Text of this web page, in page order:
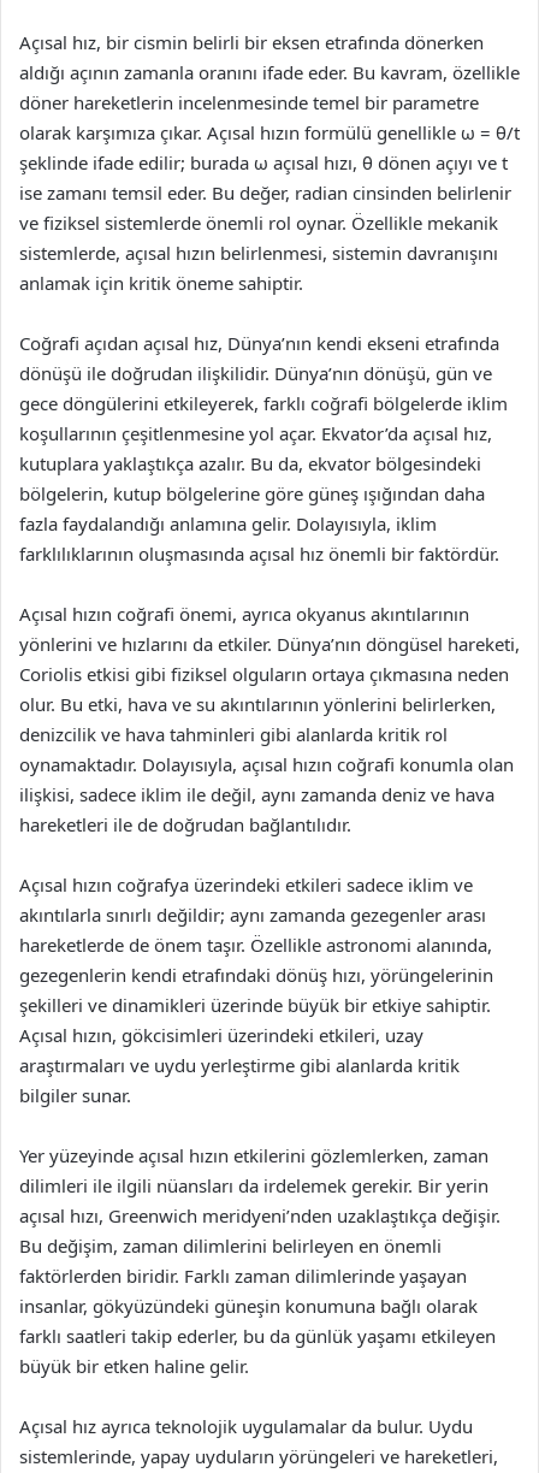
Açısal hız, bir cismin belirli bir eksen etrafında dönerken
aldığı açının zamanla oranını ifade eder. Bu kavram, özellikle
döner hareketlerin incelenmesinde temel bir parametre
olarak karşımıza çıkar. Açısal hızın formülü genellikle ω = θ/t
şeklinde ifade edilir; burada ω açısal hızı, θ dönen açıyı ve t
ise zamanı temsil eder. Bu değer, radian cinsinden belirlenir
ve fiziksel sistemlerde önemli rol oynar. Özellikle mekanik
sistemlerde, açısal hızın belirlenmesi, sistemin davranışını
anlamak için kritik öneme sahiptir.
Coğrafi açıdan açısal hız, Dünya’nın kendi ekseni etrafında
dönüşü ile doğrudan ilişkilidir. Dünya’nın dönüşü, gün ve
gece döngülerini etkileyerek, farklı coğrafi bölgelerde iklim
koşullarının çeşitlenmesine yol açar. Ekvator’da açısal hız,
kutuplara yaklaştıkça azalır. Bu da, ekvator bölgesindeki
bölgelerin, kutup bölgelerine göre güneş ışığından daha
fazla faydalandığı anlamına gelir. Dolayısıyla, iklim
farklılıklarının oluşmasında açısal hız önemli bir faktördür.
Açısal hızın coğrafi önemi, ayrıca okyanus akıntılarının
yönlerini ve hızlarını da etkiler. Dünya’nın döngüsel hareketi,
Coriolis etkisi gibi fiziksel olguların ortaya çıkmasına neden
olur. Bu etki, hava ve su akıntılarının yönlerini belirlerken,
denizcilik ve hava tahminleri gibi alanlarda kritik rol
oynamaktadır. Dolayısıyla, açısal hızın coğrafi konumla olan
ilişkisi, sadece iklim ile değil, aynı zamanda deniz ve hava
hareketleri ile de doğrudan bağlantılıdır.
Açısal hızın coğrafya üzerindeki etkileri sadece iklim ve
akıntılarla sınırlı değildir; aynı zamanda gezegenler arası
hareketlerde de önem taşır. Özellikle astronomi alanında,
gezegenlerin kendi etrafındaki dönüş hızı, yörüngelerinin
şekilleri ve dinamikleri üzerinde büyük bir etkiye sahiptir.
Açısal hızın, gökcisimleri üzerindeki etkileri, uzay
araştırmaları ve uydu yerleştirme gibi alanlarda kritik
bilgiler sunar.
Yer yüzeyinde açısal hızın etkilerini gözlemlerken, zaman
dilimleri ile ilgili nüansları da irdelemek gerekir. Bir yerin
açısal hızı, Greenwich meridyeni’nden uzaklaştıkça değişir.
Bu değişim, zaman dilimlerini belirleyen en önemli
faktörlerden biridir. Farklı zaman dilimlerinde yaşayan
insanlar, gökyüzündeki güneşin konumuna bağlı olarak
farklı saatleri takip ederler, bu da günlük yaşamı etkileyen
büyük bir etken haline gelir.
Açısal hız ayrıca teknolojik uygulamalar da bulur. Uydu
sistemlerinde, yapay uyduların yörüngeleri ve hareketleri,